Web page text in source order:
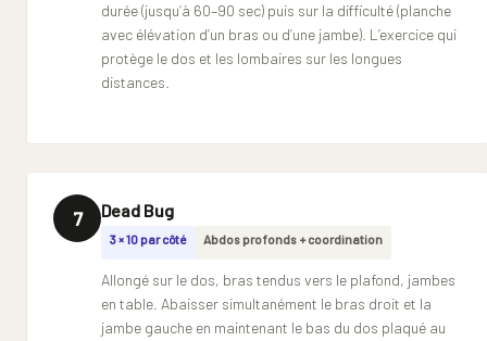
durée (jusqu’à 60–90 sec) puis sur la difficulté (planche
avec élévation d’un bras ou d’une jambe). L’exercice qui
protège le dos et les lombaires sur les longues
distances.
7 Dead Bug
3 × 10 par côté Abdos profonds + coordination
Allongé sur le dos, bras tendus vers le plafond, jambes
en table. Abaisser simultanément le bras droit et la
jambe gauche en maintenant le bas du dos plaqué au